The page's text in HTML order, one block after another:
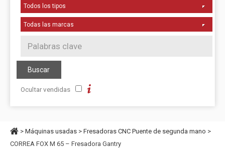
Ocultar vendidas
> Máquinas usadas > Fresadoras CNC Puente de segunda mano >
CORREA FOX M 65 – Fresadora Gantry